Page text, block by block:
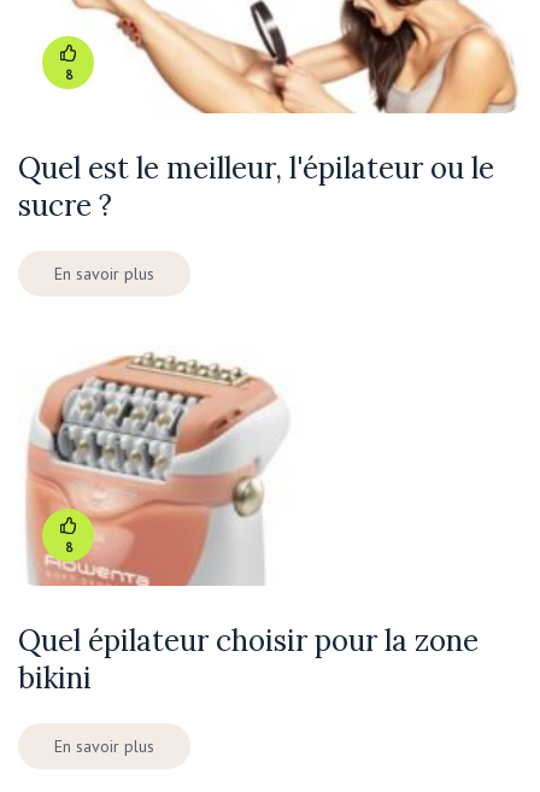
8
Quel est le meilleur, l'épilateur ou le
sucre ?
En savoir plus
8
Quel épilateur choisir pour la zone
bikini
En savoir plus